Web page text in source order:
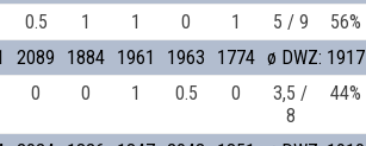
0.5 1 1 0 1 5 / 9
56%
2089 1884 1961 1963 1774 ø DWZ: 1917
0 0 1 0.5 0
3,5 /
8
44%